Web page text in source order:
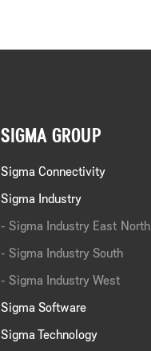
SIGMA GROUP
Sigma Connectivity
Sigma Industry
Sigma Industry East North
Sigma Industry South
Sigma Industry West
Sigma Software
Sigma Technology